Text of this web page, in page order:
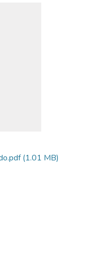
(1.01 MB)